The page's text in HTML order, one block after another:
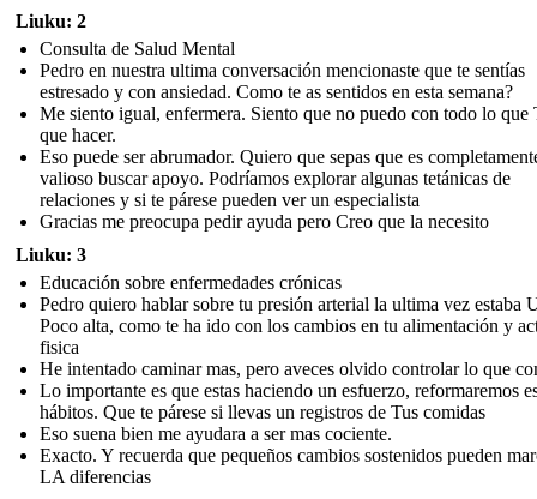
Liuku: 2
Consulta de Salud Mental
Pedro en nuestra ultima conversación mencionaste que te sentías
estresado y con ansiedad. Como te as sentidos en esta semana?
Me siento igual, enfermera. Siento que no puedo con todo lo que
que hacer.
Eso puede ser abrumador. Quiero que sepas que es
valioso buscar apoyo. Podríamos explorar algunas tetánicas de
relaciones y si te párese pueden ver un especialista
Gracias me preocupa pedir ayuda pero Creo que la necesito
Liuku: 3
Educación sobre enfermedades crónicas
Pedro quiero hablar sobre tu presión arterial la ultima vez estaba
Poco alta, como te ha ido con los cambios en tu alimentación y
fisica
He intentado caminar mas, pero aveces olvido controlar lo que
Lo importante es que estas haciendo un esfuerzo, reformaremos
hábitos. Que te párese si llevas un registros de Tus comidas
Eso suena bien me ayudara a ser mas cociente.
Exacto. Y recuerda que pequeños cambios sostenidos pueden
LA diferencias